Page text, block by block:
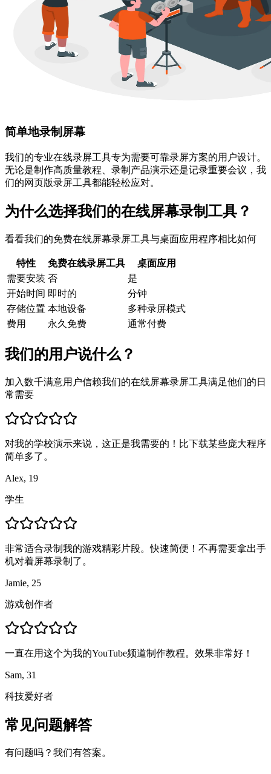
简单地录制屏幕
我们的专业在线录屏工具专为需要可靠录屏方案的用户设计。
无论是制作高质量教程、录制产品演示还是记录重要会议，我
们的网页版录屏工具都能轻松应对。
为什么选择我们的在线屏幕录制工具？
看看我们的免费在线屏幕录屏工具与桌面应用程序相比如何
特性 免费在线录屏工具
桌面应用
需要安装 否
是
开始时间 即时的
分钟
存储位置 本地设备
多种录屏模式
费用
永久免费 通常付费
我们的用户说什么？
加入数千满意用户信赖我们的在线屏幕录屏工具满足他们的日
常需要
对我的学校演示来说，这正是我需要的！比下载某些庞大程序
简单多了。
Alex, 19
学生
非常适合录制我的游戏精彩片段。快速简便！不再需要拿出手
机对着屏幕录制了。
Jamie, 25
游戏创作者
一直在用这个为我的YouTube频道制作教程。效果非常好！
Sam, 31
科技爱好者
常见问题解答
有问题吗？我们有答案。